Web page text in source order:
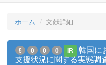
ホーム 文献詳細
5 0 0 0 IR
韓国に
支援状況に関する実態調